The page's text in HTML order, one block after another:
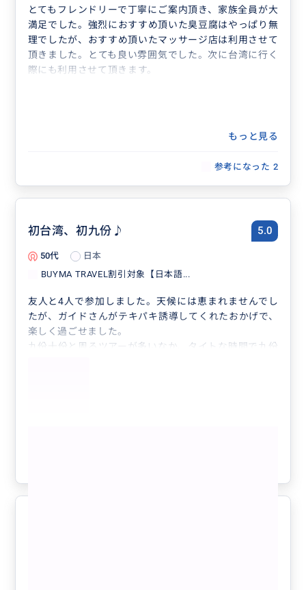
とてもフレンドリーで丁寧にご案内頂き、家族全員が大
満足でした。強烈におすすめ頂いた臭豆腐はやっぱり無
理でしたが、おすすめ頂いたマッサージ店は利用させて
頂きました。とても良い雰囲気でした。次に台湾に行く
際にも利用させて頂きます。
もっと見る
参考になった 2
初台湾、初九份♪ 5.0
50代
日本
BUYMA TRAVEL割引対象【日本語...
友人と4人で参加しました。天候には恵まれませんでし
たが、ガイドさんがテキパキ誘導してくれたおかげで、
楽しく過ごせました。
九份十份と周るツアーが多いなか、タイトな時間で九份